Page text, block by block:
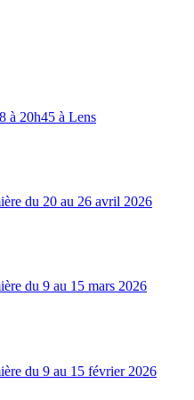
à 20h45 à Lens
du 20 au 26 avril 2026
du 9 au 15 mars 2026
du 9 au 15 février 2026